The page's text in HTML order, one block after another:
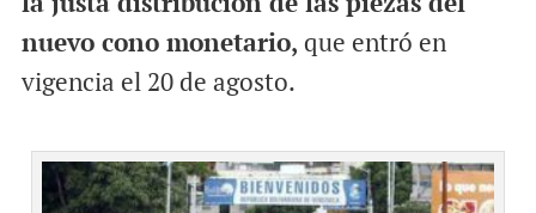
nuevo cono monetario, que entró en
vigencia el 20 de agosto.